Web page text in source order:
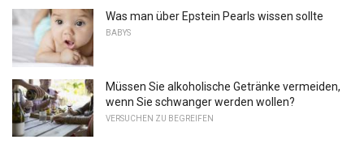
Was man über Epstein Pearls wissen sollte
BABYS
Müssen Sie alkoholische Getränke vermeiden,
wenn Sie schwanger werden wollen?
VERSUCHEN ZU BEGREIFEN